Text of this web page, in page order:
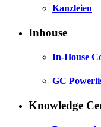
Kanzleien
Inhouse
In-House
GC
Knowledge